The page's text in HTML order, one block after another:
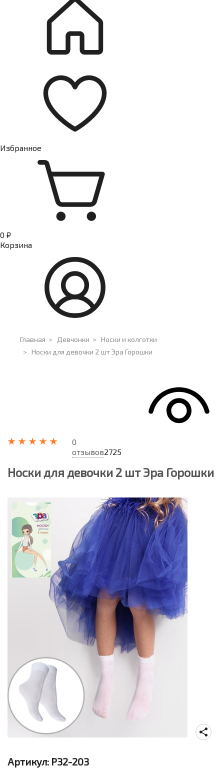
Избранное
0 ₽
Корзина
Главная > Девчонки > Носки и колготки
> Носки для девочки 2 шт Эра Горошки
0
отзывов2725
Носки для девочки 2 шт Эра Горошки
Артикул: P32-203